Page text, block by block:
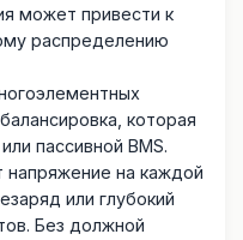
может привести к
распределению
которая
пассивной BMS.
напряжение на каждой
или глубокий
Без должной